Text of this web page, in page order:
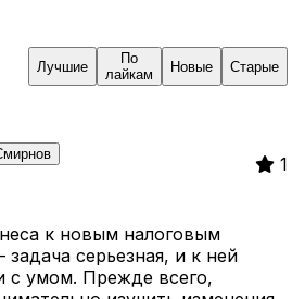
Лучшие
По
лайкам
Новые Старые
1
к новым налоговым
серьезная, и к ней
с умом. Прежде всего,